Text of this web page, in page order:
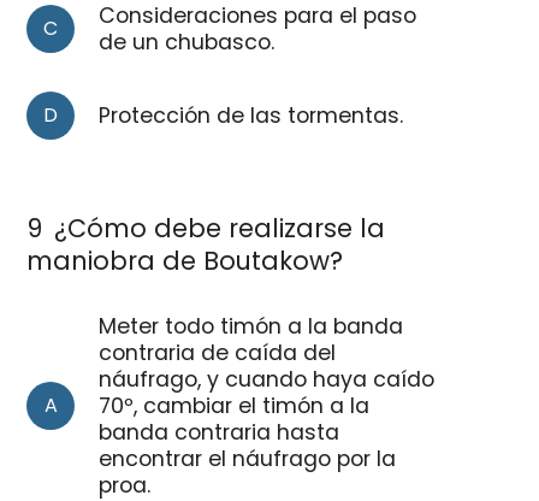
C
Consideraciones para el paso
de un chubasco.
D Protección de las tormentas.
9 ¿Cómo debe realizarse la
maniobra de Boutakow?
A
Meter todo timón a la banda
contraria de caída del
náufrago, y cuando haya caído
70º, cambiar el timón a la
banda contraria hasta
encontrar el náufrago por la
proa.